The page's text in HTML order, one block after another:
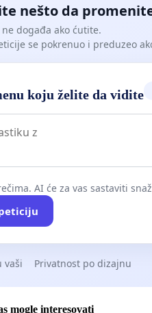
nešto da
ne događa ako ćutite.
se pokrenuo i preduzeo
koju želite da vidite
AI će za vas sastaviti
vaši Privatnost po dizajnu
mogle interesovati